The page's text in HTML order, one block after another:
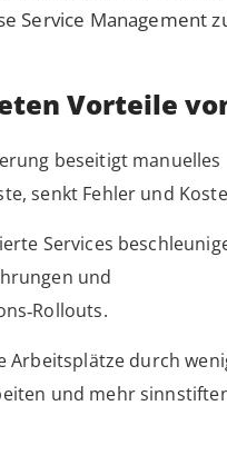
Service Management
Vorteile
beseitigt manuelles
senkt Fehler und
Services
und
Arbeitsplätze durch
und mehr